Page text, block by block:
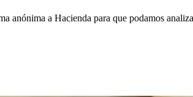
anónima a Hacienda para que podamos